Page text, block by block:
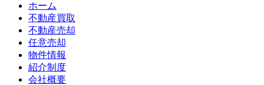
ホーム
不動産買取
不動産売却
任意売却
物件情報
紹介制度
会社概要